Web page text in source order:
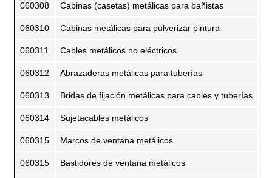
060308 Cabinas (casetas) metálicas para bañistas
060310 Cabinas metálicas para pulverizar pintura
060311 Cables metálicos no eléctricos
060312 Abrazaderas metálicas para tuberías
060313 Bridas de fijación metálicas para cables y tuberías
060314 Sujetacables metálicos
060315 Marcos de ventana metálicos
060315 Bastidores de ventana metálicos